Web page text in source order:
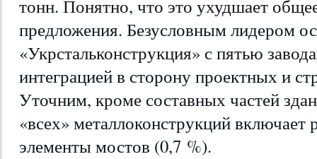
тонн. Понятно, что это ухудшает
предложения. Безусловным лидером
«Укрстальконструкция» с пятью
интеграцией в сторону проектных и
Уточним, кроме составных частей
«всех» металлоконструкций включает
элементы мостов (0,7 %).